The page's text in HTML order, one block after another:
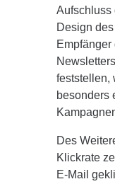
Aufschluss
Design
feststellen,
besonders
Des
Klickrate
E-Mail